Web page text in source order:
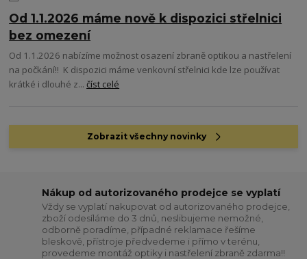
Od 1.1.2026 máme nově k dispozici střelnici
bez omezení
Od 1.1.2026 nabízíme možnost osazení zbraně optikou a nastřelení
na počkání!! K dispozici máme venkovní střelnici kde lze používat
krátké i dlouhé z...číst celé
Zobrazit všechny novinky
Nákup od autorizovaného prodejce se vyplatí
Vždy se vyplatí nakupovat od autorizovaného prodejce,
zboží odesíláme do 3 dnů, neslibujeme nemožné,
odborně poradíme, případné reklamace řešíme
bleskově, přístroje předvedeme i přímo v terénu,
provedeme montáž optiky i nastřelení zbraně zdarma!!